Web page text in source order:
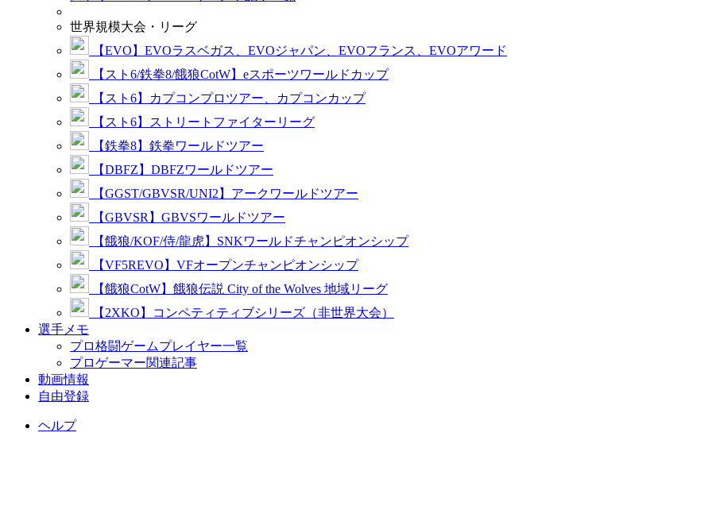
世界規模大会・リーグ
【EVO】EVOラスベガス、EVOジャパン、EVOフランス、EVOアワード
【スト6/鉄拳8/餓狼CotW】eスポーツワールドカップ
【スト6】カプコンプロツアー、カプコンカップ
【スト6】ストリートファイターリーグ
【鉄拳8】鉄拳ワールドツアー
【DBFZ】DBFZワールドツアー
【GGST/GBVSR/UNI2】アークワールドツアー
【GBVSR】GBVSワールドツアー
【餓狼/KOF/侍/龍虎】SNKワールドチャンピオンシップ
【VF5REVO】VFオープンチャンピオンシップ
【餓狼CotW】餓狼伝説 City of the Wolves 地域リーグ
【2XKO】コンペティティブシリーズ（非世界大会）
選手メモ
プロ格闘ゲームプレイヤー一覧
プロゲーマー関連記事
動画情報
自由登録
ヘルプ